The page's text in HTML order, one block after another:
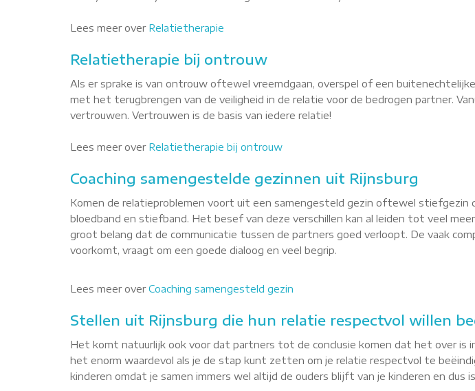
Lees meer over Relatietherapie
Relatietherapie bij ontrouw
Als er sprake is van ontrouw oftewel vreemdgaan, overspel of een
met het terugbrengen van de veiligheid in de relatie voor de bedrogen partner.
vertrouwen. Vertrouwen is de basis van iedere relatie!
Lees meer over Relatietherapie bij ontrouw
Coaching samengestelde gezinnen uit Rijnsburg
Komen de relatieproblemen voort uit een samengesteld gezin oftewel
bloedband en stiefband. Het besef van deze verschillen kan al leiden tot veel
groot belang dat de communicatie tussen de partners goed verloopt. De vaak
voorkomt, vraagt om een goede dialoog en veel begrip.
Lees meer overCoaching samengesteld gezin
Stellen uit Rijnsburg die hun relatie respectvol willen
Het komt natuurlijk ook voor dat partners tot de conclusie komen dat het over is
het enorm waardevol als je de stap kunt zetten om je relatie respectvol te
kinderen omdat je samen immers wel altijd de ouders blijft van je kinderen en